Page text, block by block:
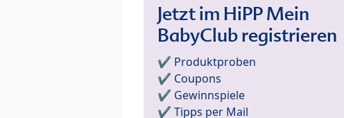
Jetzt im HiPP Mein
BabyClub registrieren
✔️ Produktproben
✔️ Coupons
✔️ Gewinnspiele
✔️ Tipps per Mail